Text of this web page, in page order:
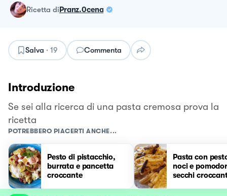
ricetta diPranz.0cena
Salva · 19 Commenta
Introduzione
Se sei alla ricerca di una pasta cremosa prova la
ricetta
POTREBBERO PIACERTI ANCHE...
Pesto di pistacchio,
burrata e pancetta
croccante
Pasta con
noci e
secchi